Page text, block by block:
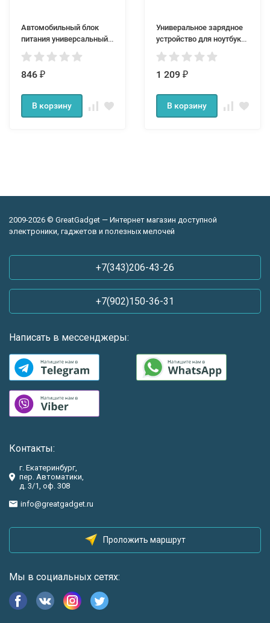
Автомобильный блок
питания универсальный
адаптер для ноутбука
ORBS407
846 ₽
В корзину
Универальное зарядное
устройство для ноутбука
ORTD402
1 209 ₽
В корзину
2009-2026 © GreatGadget — Интернет магазин доступной
электроники, гаджетов и полезных мелочей
+7(343)206-43-26
+7(902)150-36-31
Написать в мессенджеры:
Контакты:
г. Екатеринбург,
пер. Автоматики,
д. 3/1, оф. 308
info@greatgadget.ru
Проложить маршрут
Мы в социальных сетях: